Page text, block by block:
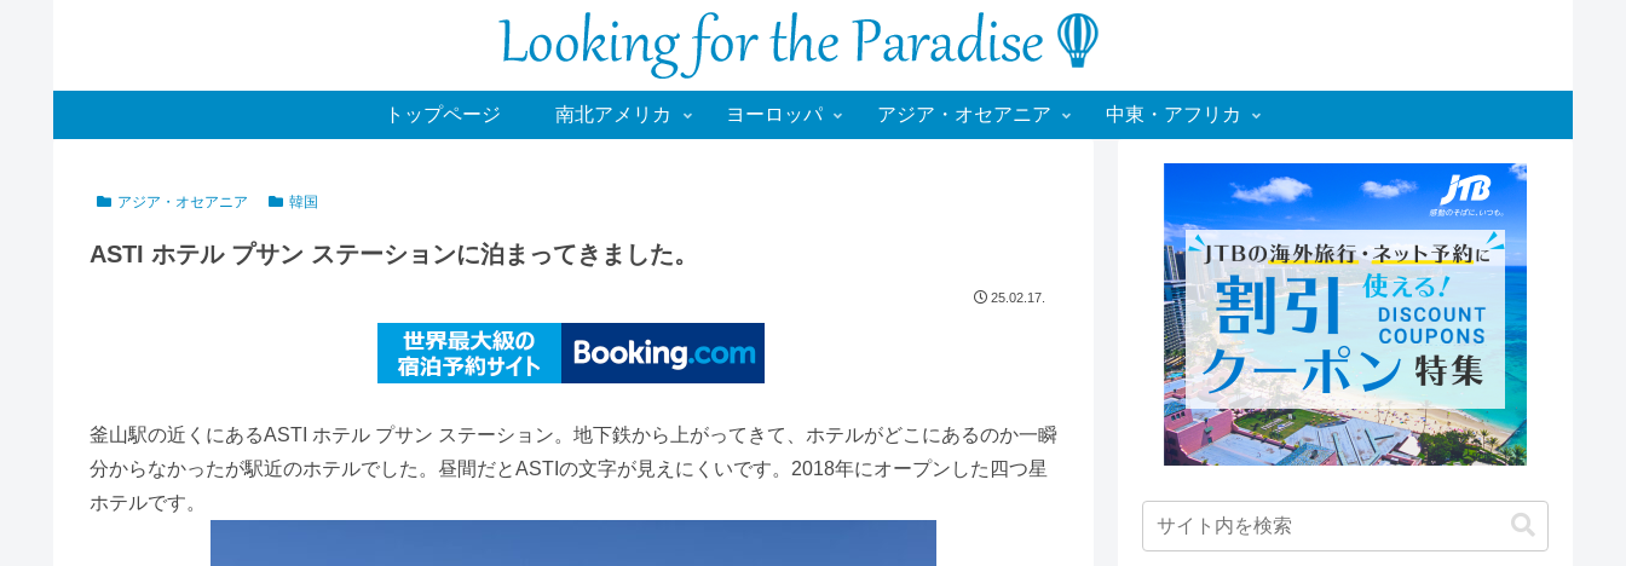
トップページ 南北アメリカ ヨーロッパ アジア・オセアニア 中東・アフリカ
アジア・オセアニア 韓国
ASTI ホテル プサン ステーションに泊まってきました。
25.02.17.
釜山駅の近くにあるASTI ホテル プサン ステーション。地下鉄から上がってきて、ホテルがどこにあるのか一瞬
分からなかったが駅近のホテルでした。昼間だとASTIの文字が見えにくいです。2018年にオープンした四つ星
ホテルです。